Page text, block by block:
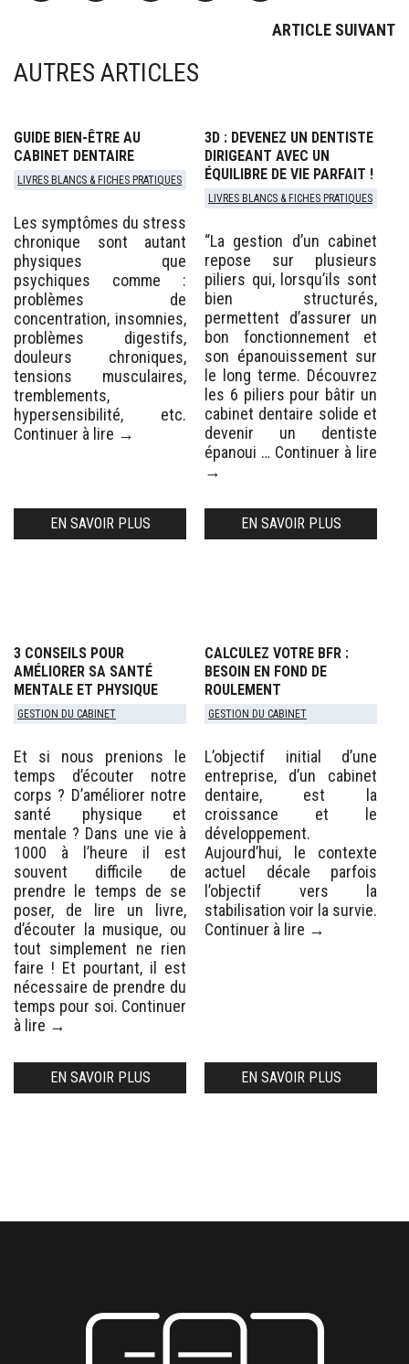
ARTICLE SUIVANT
AUTRES ARTICLES
GUIDE BIEN-ÊTRE AU
CABINET DENTAIRE
LIVRES BLANCS & FICHES PRATIQUES
Les symptômes du stress
chronique sont autant
physiques que
psychiques comme :
problèmes de
concentration, insomnies,
problèmes digestifs,
douleurs chroniques,
tensions musculaires,
tremblements,
hypersensibilité, etc.
Continuer à lire →
EN SAVOIR PLUS
3D : DEVENEZ UN DENTISTE
DIRIGEANT AVEC UN
ÉQUILIBRE DE VIE PARFAIT !
LIVRES BLANCS & FICHES PRATIQUES
“La gestion d’un cabinet
repose sur plusieurs
piliers qui, lorsqu’ils sont
bien structurés,
permettent d’assurer un
bon fonctionnement et
son épanouissement sur
le long terme. Découvrez
les 6 piliers pour bâtir un
cabinet dentaire solide et
devenir un dentiste
épanoui … Continuer à lire
→
EN SAVOIR PLUS
3 CONSEILS POUR
AMÉLIORER SA SANTÉ
MENTALE ET PHYSIQUE
GESTION DU CABINET
Et si nous prenions le
temps d’écouter notre
corps ? D’améliorer notre
santé physique et
mentale ? Dans une vie à
1000 à l’heure il est
souvent difficile de
prendre le temps de se
poser, de lire un livre,
d’écouter la musique, ou
tout simplement ne rien
faire ! Et pourtant, il est
nécessaire de prendre du
temps pour soi. Continuer
à lire →
EN SAVOIR PLUS
CALCULEZ VOTRE BFR :
BESOIN EN FOND DE
ROULEMENT
GESTION DU CABINET
L’objectif initial d’une
entreprise, d’un cabinet
dentaire, est la
croissance et le
développement.
Aujourd’hui, le contexte
actuel décale parfois
l’objectif vers la
stabilisation voir la survie.
Continuer à lire →
EN SAVOIR PLUS